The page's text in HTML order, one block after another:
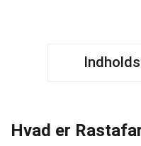
Hvad er